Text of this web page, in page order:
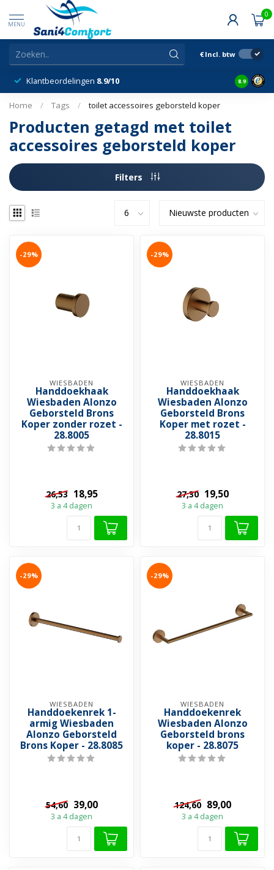
MENU
0
€ Incl. btw
Klantbeordelingen 8.9/10 8.9
Home / Tags / toilet accessoires geborsteld koper
Producten getagd met toilet
accessoires geborsteld koper
Filters
-29%
WIESBADEN
Handdoekhaak
Wiesbaden Alonzo
Geborsteld Brons
Koper zonder rozet -
28.8005
26,53 18,95
3 a 4 dagen
-29%
WIESBADEN
Handdoekhaak
Wiesbaden Alonzo
Geborsteld Brons
Koper met rozet -
28.8015
27,30 19,50
3 a 4 dagen
-29%
WIESBADEN
Handdoekenrek 1-
armig Wiesbaden
Alonzo Geborsteld
Brons Koper - 28.8085
54,60 39,00
3 a 4 dagen
-29%
WIESBADEN
Handdoekenrek
Wiesbaden Alonzo
Geborsteld brons
koper - 28.8075
124,60 89,00
3 a 4 dagen